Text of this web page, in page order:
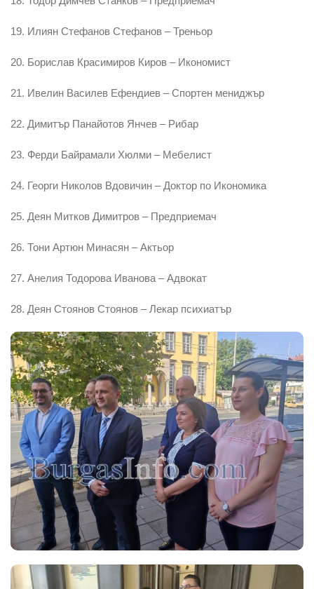
19. Илиян Стефанов Стефанов – Треньор
20. Борислав Красимиров Киров – Икономист
21. Ивелин Василев Ефендиев – Спортен мениджър
22. Димитър Панайотов Янчев – Рибар
23. Ферди Байрамали Хюлми – Мебелист
24. Георги Николов Вдовичин – Доктор по Икономика
25. Деян Митков Димитров – Предприемач
26. Тони Артюн Минасян – Актьор
27. Анелия Тодорова Иванова – Адвокат
28. Деян Стоянов Стоянов – Лекар психиатър